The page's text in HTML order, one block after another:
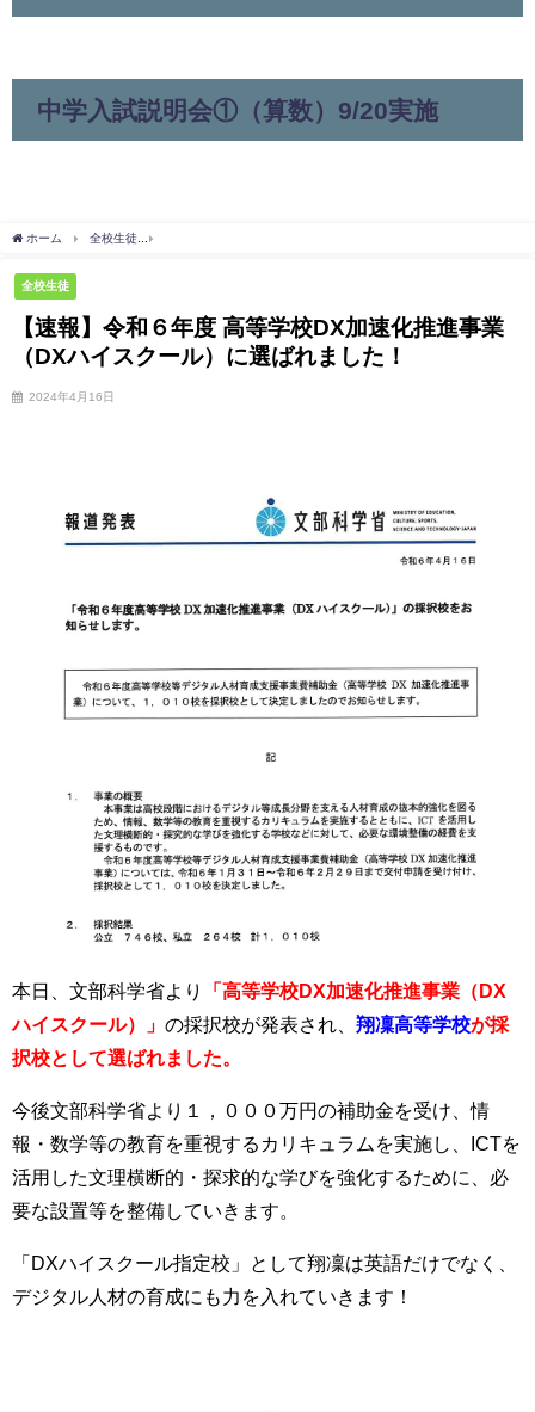
中学入試説明会①（算数）9/20実施
ホーム 全校生徒
全校生徒
【速報】令和６年度 高等学校DX加速化推進事業
（DXハイスクール）に選ばれました！
2024年4月16日
本日、文部科学省より
「高等学校DX加速化推進事業（DX
ハイスクール）」 の採択校が発表され、 翔凜高等学校が採
択校として選ばれました。
今後文部科学省より１，０００万円の補助金を受け、情
報・数学等の教育を重視するカリキュラムを実施し、ICTを
活用した文理横断的・探求的な学びを強化するために、必
要な設置等を整備していきます。
「DXハイスクール指定校」として翔凜は英語だけでなく、
デジタル人材の育成にも力を入れていきます！